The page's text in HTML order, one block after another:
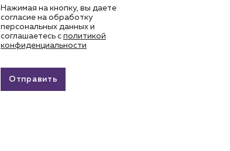
Нажимая на кнопку, вы даете
согласие на обработку
персональных данных и
соглашаетесь c политикой
конфиденциальности
Отправить